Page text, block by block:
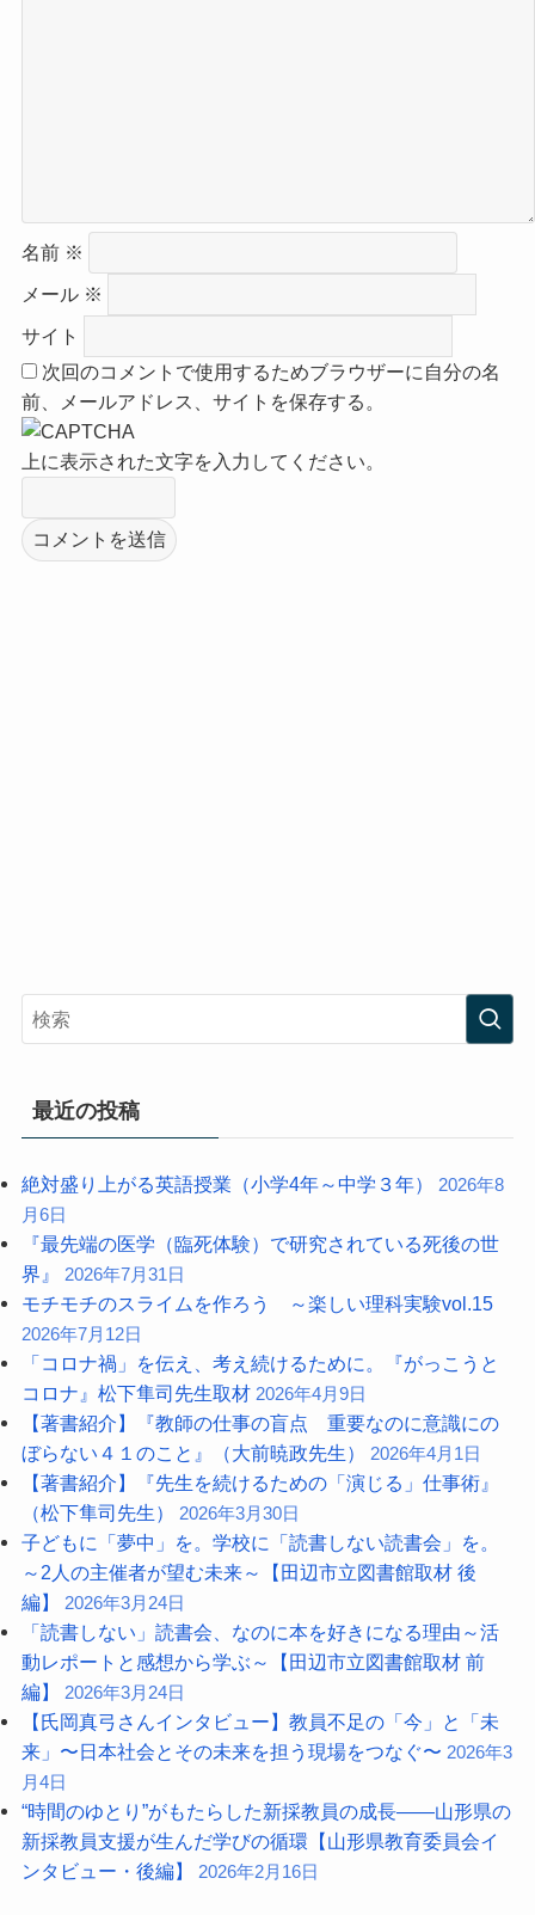
名前 ※
メール ※
サイト
次回のコメントで使用するためブラウザーに自分の名
前、メールアドレス、サイトを保存する。
上に表示された文字を入力してください。
最近の投稿
絶対盛り上がる英語授業（小学4年～中学３年） 2026年8
月6日
『最先端の医学（臨死体験）で研究されている死後の世
界』 2026年7月31日
モチモチのスライムを作ろう ～楽しい理科実験vol.15
2026年7月12日
「コロナ禍」を伝え、考え続けるために。『がっこうと
コロナ』松下隼司先生取材 2026年4月9日
【著書紹介】『教師の仕事の盲点 重要なのに意識にの
ぼらない４１のこと』（大前暁政先生） 2026年4月1日
【著書紹介】『先生を続けるための「演じる」仕事術』
（松下隼司先生） 2026年3月30日
子どもに「夢中」を。学校に「読書しない読書会」を。
～2人の主催者が望む未来～【田辺市立図書館取材 後
編】 2026年3月24日
「読書しない」読書会、なのに本を好きになる理由～活
動レポートと感想から学ぶ～【田辺市立図書館取材 前
編】 2026年3月24日
【氏岡真弓さんインタビュー】教員不足の「今」と「未
来」〜日本社会とその未来を担う現場をつなぐ〜 2026年3
月4日
“時間のゆとり”がもたらした新採教員の成長――山形県の
新採教員支援が生んだ学びの循環【山形県教育委員会イ
ンタビュー・後編】 2026年2月16日